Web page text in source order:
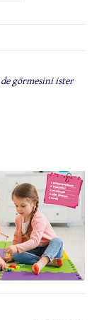
de görmesini ister